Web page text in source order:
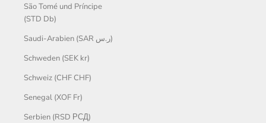
São Tomé und Príncipe
(STD Db)
Saudi-Arabien (SAR ر.س)
Schweden (SEK kr)
Schweiz (CHF CHF)
Senegal (XOF Fr)
Serbien (RSD РСД)